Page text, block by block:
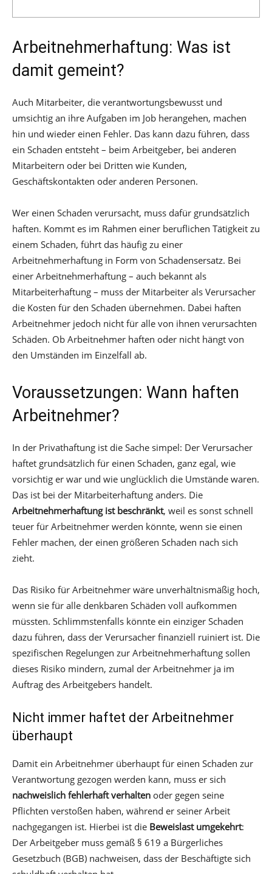
Arbeitnehmerhaftung: Was ist
damit gemeint?
Auch Mitarbeiter, die verantwortungsbewusst und
umsichtig an ihre Aufgaben im Job herangehen, machen
hin und wieder einen Fehler. Das kann dazu führen, dass
ein Schaden entsteht – beim Arbeitgeber, bei anderen
Mitarbeitern oder bei Dritten wie Kunden,
Geschäftskontakten oder anderen Personen.
Wer einen Schaden verursacht, muss dafür grundsätzlich
haften. Kommt es im Rahmen einer beruflichen Tätigkeit zu
einem Schaden, führt das häufig zu einer
Arbeitnehmerhaftung in Form von Schadensersatz. Bei
einer Arbeitnehmerhaftung – auch bekannt als
Mitarbeiterhaftung – muss der Mitarbeiter als Verursacher
die Kosten für den Schaden übernehmen. Dabei haften
Arbeitnehmer jedoch nicht für alle von ihnen verursachten
Schäden. Ob Arbeitnehmer haften oder nicht hängt von
den Umständen im Einzelfall ab.
Voraussetzungen: Wann haften
Arbeitnehmer?
In der Privathaftung ist die Sache simpel: Der Verursacher
haftet grundsätzlich für einen Schaden, ganz egal, wie
vorsichtig er war und wie unglücklich die Umstände waren.
Das ist bei der Mitarbeiterhaftung anders. Die
Arbeitnehmerhaftung ist beschränkt, weil es sonst schnell
teuer für Arbeitnehmer werden könnte, wenn sie einen
Fehler machen, der einen größeren Schaden nach sich
zieht.
Das Risiko für Arbeitnehmer wäre unverhältnismäßig hoch,
wenn sie für alle denkbaren Schäden voll aufkommen
müssten. Schlimmstenfalls könnte ein einziger Schaden
dazu führen, dass der Verursacher finanziell ruiniert ist. Die
spezifischen Regelungen zur Arbeitnehmerhaftung sollen
dieses Risiko mindern, zumal der Arbeitnehmer ja im
Auftrag des Arbeitgebers handelt.
Nicht immer haftet der Arbeitnehmer
überhaupt
Damit ein Arbeitnehmer überhaupt für einen Schaden zur
Verantwortung gezogen werden kann, muss er sich
nachweislich fehlerhaft verhalten oder gegen seine
Pflichten verstoßen haben, während er seiner Arbeit
nachgegangen ist. Hierbei ist die Beweislast umgekehrt:
Der Arbeitgeber muss gemäß § 619 a Bürgerliches
Gesetzbuch (BGB) nachweisen, dass der Beschäftigte sich